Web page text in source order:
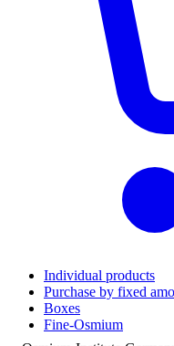
Individual products
Purchase by fixed
Boxes
Fine-Osmium